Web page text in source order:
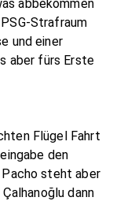
abbekommen
Strafraum
und einer
aber fürs Erste
Flügel Fahrt
den
Pacho steht aber
dann